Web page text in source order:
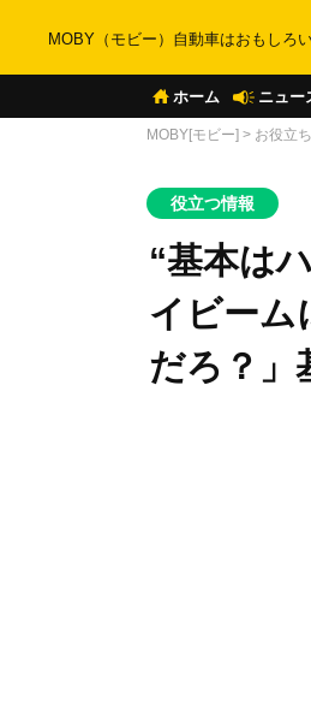
MOBY（モビー）自動車はおもしろい
ホーム ニュー
MOBY[モビー] > お役立
役立つ情報
“基本は
イビーム
だろ？」